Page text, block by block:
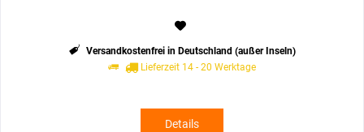
Versandkostenfrei in Deutschland (außer Inseln)
Lieferzeit 14 - 20 Werktage
Details